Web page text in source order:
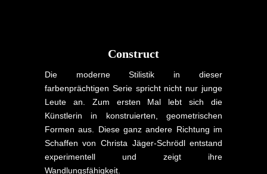
Construct
Die moderne Stilistik in dieser
farbenprächtigen Serie spricht nicht nur junge
Leute an. Zum ersten Mal lebt sich die
Künstlerin in konstruierten, geometrischen
Formen aus. Diese ganz andere Richtung im
Schaffen von Christa Jäger-Schrödl entstand
experimentell und zeigt ihre
Wandlungsfähigkeit.